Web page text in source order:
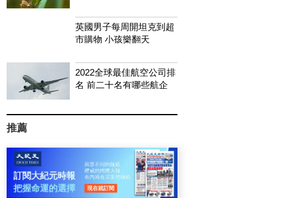
英國男子每周開坦克到超
市購物 小孩樂翻天
2022全球最佳航空公司排
名 前二十名有哪些航企
推薦